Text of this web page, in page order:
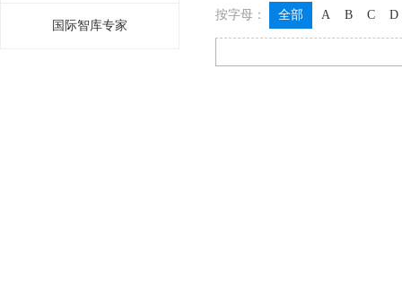
国际智库专家
按字母：
全部 A B C D